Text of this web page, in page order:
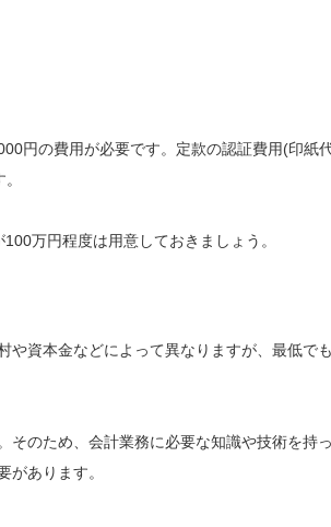
円の費用が必要です。定款の認証費用(印紙
万円程度は用意しておきましょう。
や資本金などによって異なりますが、最低で
そのため、会計業務に必要な知識や技術を持
あります。